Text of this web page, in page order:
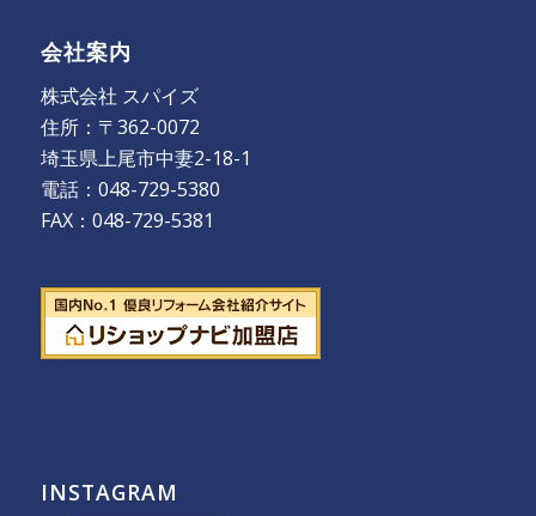
会社案内
株式会社 スパイズ
住所：〒362-0072
埼玉県上尾市中妻2-18-1
電話：048-729-5380
FAX：048-729-5381
INSTAGRAM